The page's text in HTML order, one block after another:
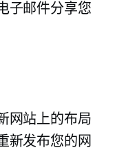
子邮件分享您
网站上的布局
新发布您的网